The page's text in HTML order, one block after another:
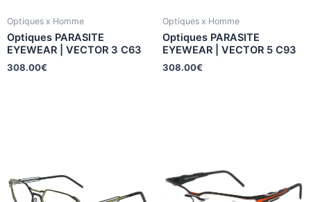
Optiques x Homme
Optiques PARASITE
EYEWEAR | VECTOR 3 C63
308.00€
Optiques x Homme
Optiques PARASITE
EYEWEAR | VECTOR 5 C93
308.00€